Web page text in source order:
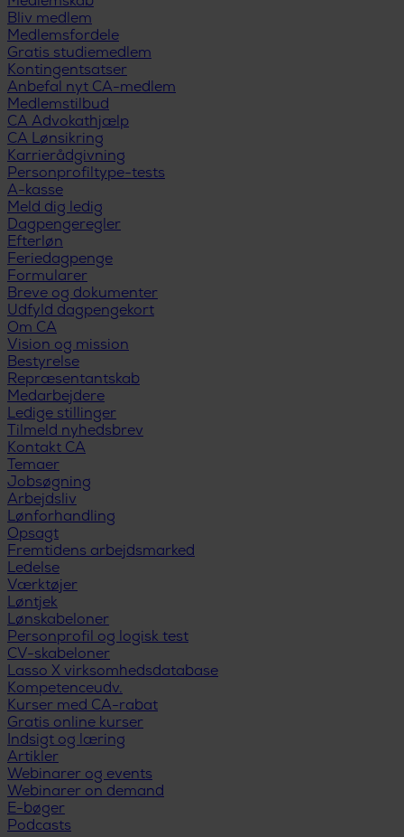
Bliv medlem
Medlemsfordele
Gratis studiemedlem
Kontingentsatser
Anbefal nyt CA-medlem
Medlemstilbud
CA Advokathjælp
CA Lønsikring
Karrierådgivning
Personprofiltype-tests
A-kasse
Meld dig ledig
Dagpengeregler
Efterløn
Feriedagpenge
Formularer
Breve og dokumenter
Udfyld dagpengekort
Om CA
Vision og mission
Bestyrelse
Repræsentantskab
Medarbejdere
Ledige stillinger
Tilmeld nyhedsbrev
Kontakt CA
Temaer
Jobsøgning
Arbejdsliv
Lønforhandling
Opsagt
Fremtidens arbejdsmarked
Ledelse
Værktøjer
Løntjek
Lønskabeloner
Personprofil og logisk test
CV-skabeloner
Lasso X virksomhedsdatabase
Kompetenceudv.
Kurser med CA-rabat
Gratis online kurser
Indsigt og læring
Artikler
Webinarer og events
Webinarer on demand
E-bøger
Podcasts